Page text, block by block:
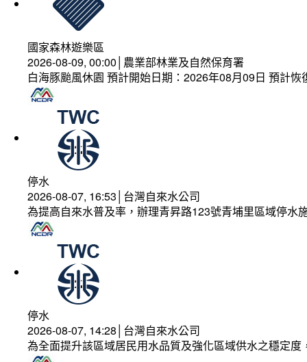
國家森林遊樂區
2026-08-09, 00:00│農業部林業及自然保育署
白海豚颱風休園 預計開始日期：2026年08月09日 預計
停水
2026-08-07, 16:53│台灣自來水公司
為提高自來水普及率，辦理青昇路123號青埔里區域停水
停水
2026-08-07, 14:28│台灣自來水公司
為全面提升該區域居民用水品質及強化區域供水之穩定